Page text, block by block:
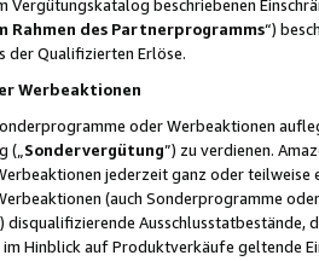
Vergütungskatalog beschriebenen
Rahmen des Partnerprogramms“)
der Qualifizierten Erlöse.
Werbeaktionen
oder Werbeaktionen
(„ Sondervergütung”) zu verdienen.
jederzeit ganz oder
(auch Sonderprogramme
Ausschlusstatbestände,
Hinblick auf Produktverkäufe geltende